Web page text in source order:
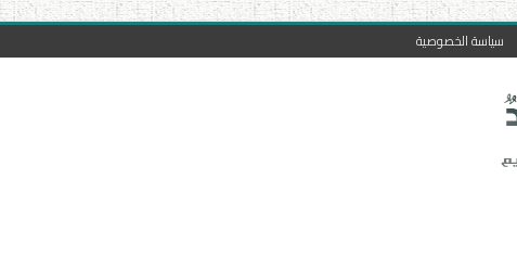
سياسة الخصوصية